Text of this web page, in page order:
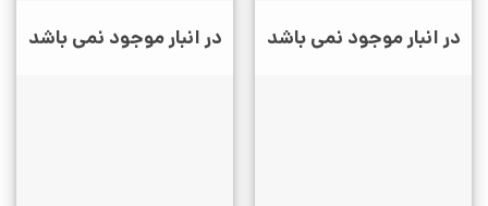
در انبار موجود نمی باشد در انبار موجود نمی باشد